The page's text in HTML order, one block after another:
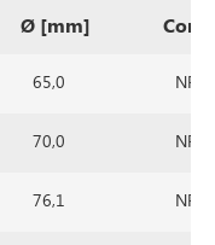
Ø [mm]
65,0 NR/
70,0 NR/
76,1 NR/